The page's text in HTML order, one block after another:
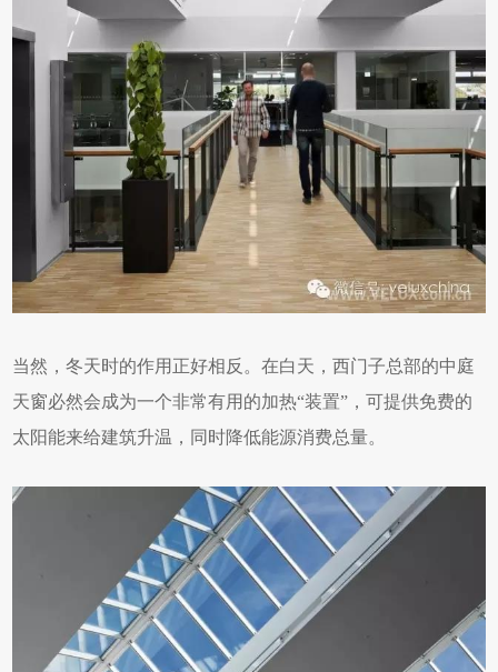
当然，冬天时的作用正好相反。在白天，西门子总部的中庭
天窗必然会成为一个非常有用的加热“装置”，可提供免费的
太阳能来给建筑升温，同时降低能源消费总量。